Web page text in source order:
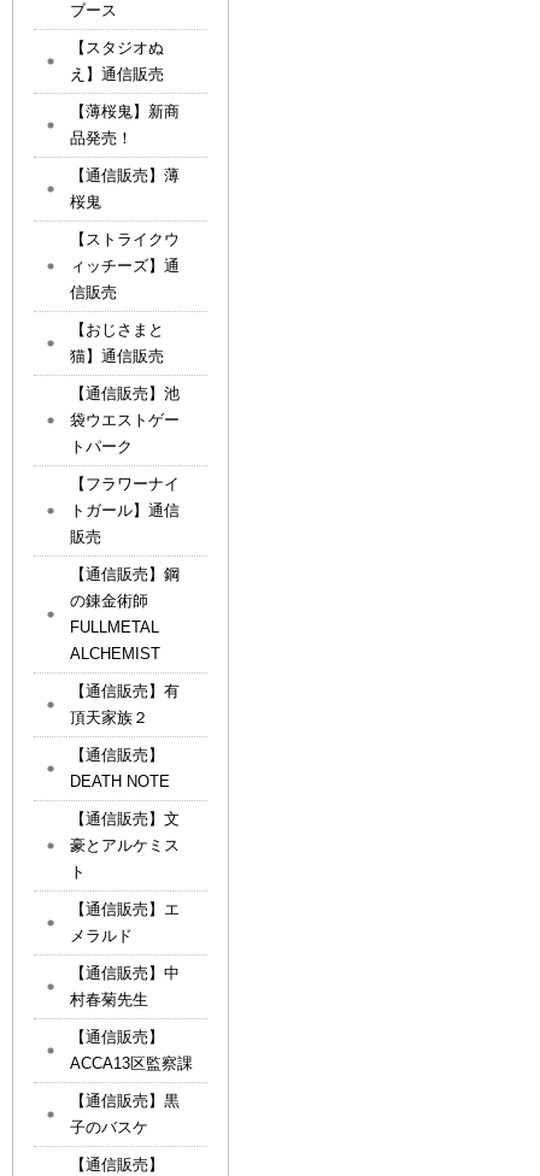
ブース
【スタジオぬ
え】通信販売
【薄桜鬼】新商
品発売！
【通信販売】薄
桜鬼
【ストライクウ
ィッチーズ】通
信販売
【おじさまと
猫】通信販売
【通信販売】池
袋ウエストゲー
トパーク
【フラワーナイ
トガール】通信
販売
【通信販売】鋼
の錬金術師
FULLMETAL
ALCHEMIST
【通信販売】有
頂天家族２
【通信販売】
DEATH NOTE
【通信販売】文
豪とアルケミス
ト
【通信販売】エ
メラルド
【通信販売】中
村春菊先生
【通信販売】
ACCA13区監察課
【通信販売】黒
子のバスケ
【通信販売】